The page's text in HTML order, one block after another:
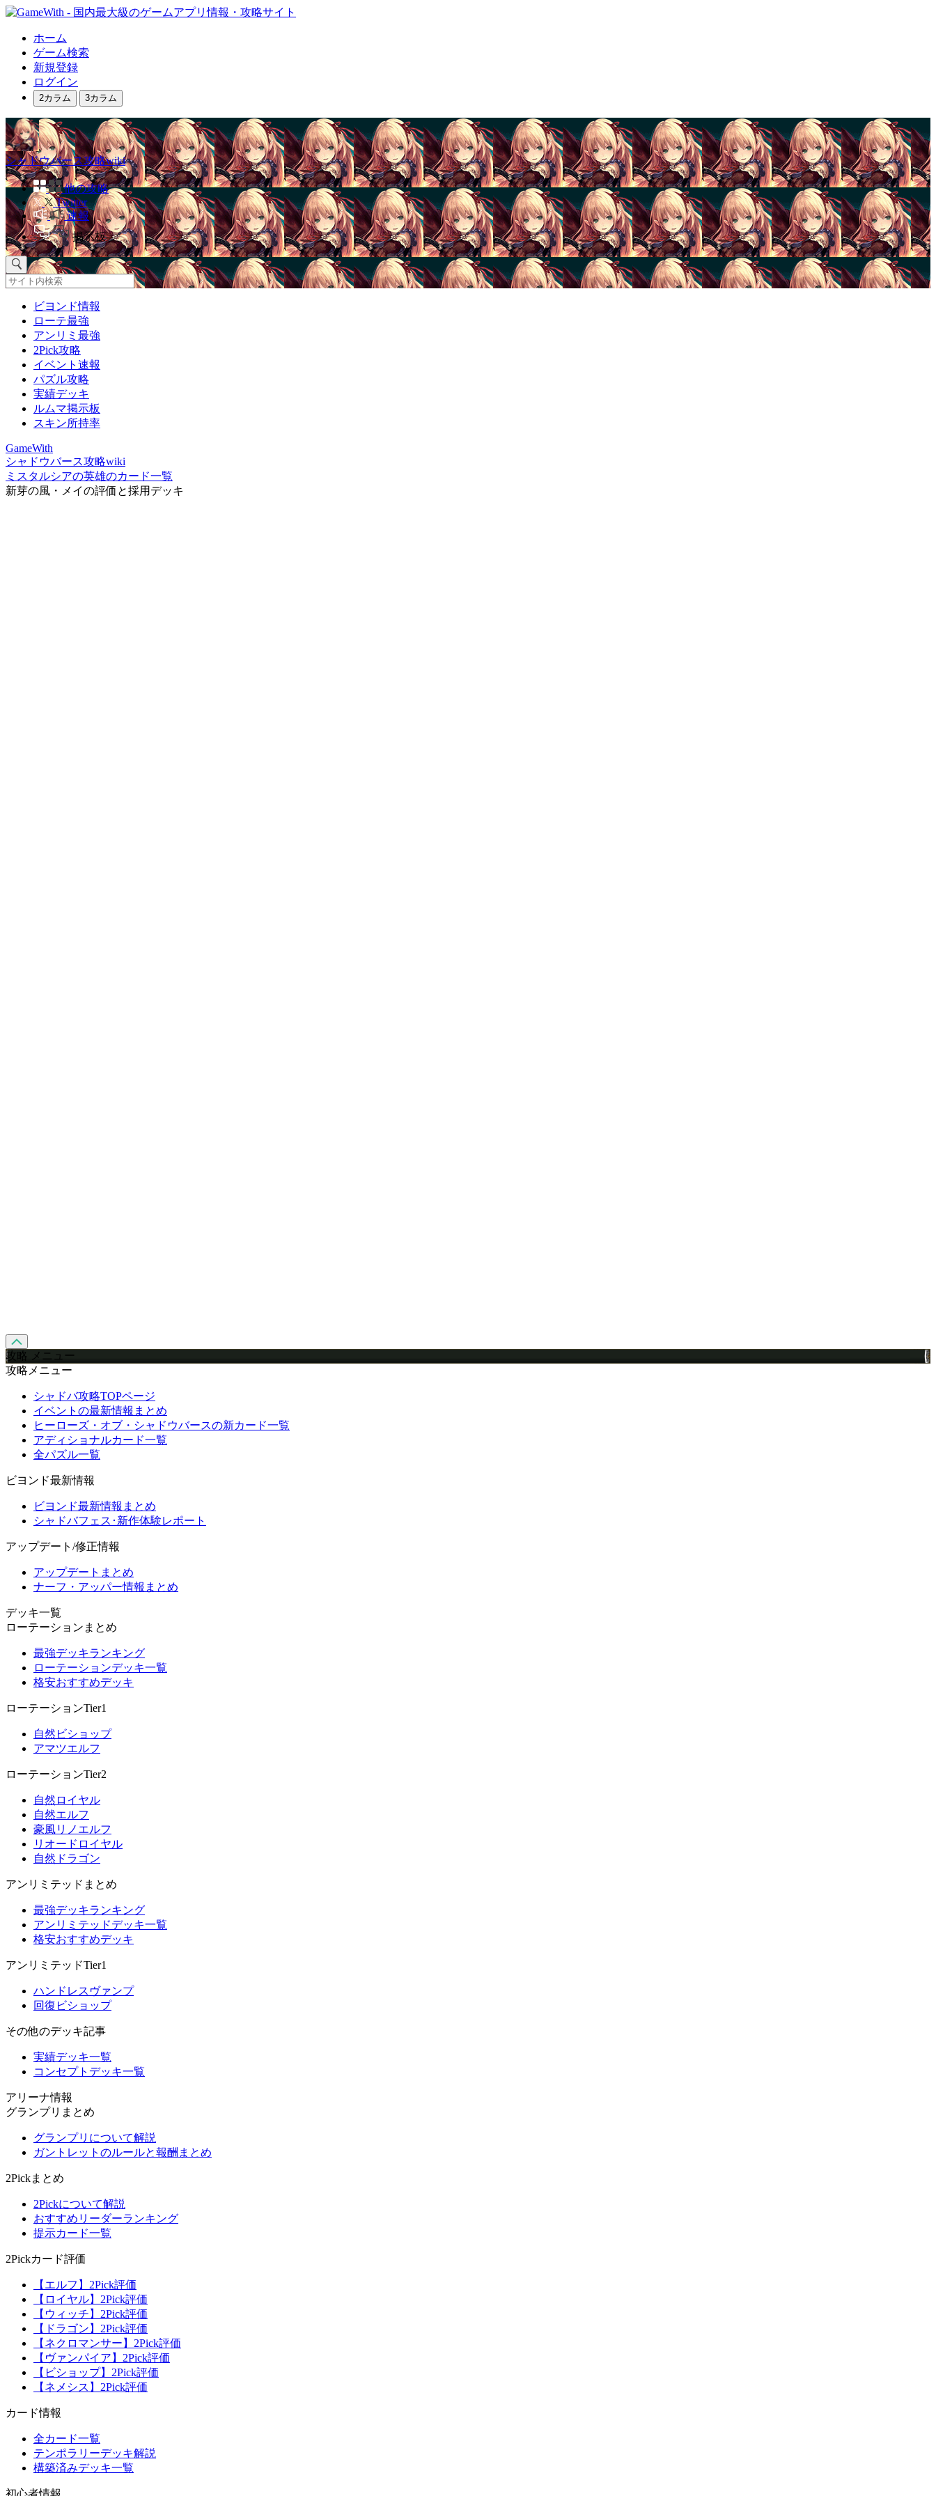
ホーム
ゲーム検索
新規登録
ログイン
2カラム 3カラム
シャドウバース攻略wiki
他の攻略
Twitter
速報
掲示板
ビヨンド情報
ローテ最強
アンリミ最強
2Pick攻略
イベント速報
パズル攻略
実績デッキ
ルムマ掲示板
スキン所持率
GameWith
シャドウバース攻略wiki
ミスタルシアの英雄のカード一覧
新芽の風・メイの評価と採用デッキ
攻略 メニュー
攻略メニュー
シャドバ攻略TOPページ
イベントの最新情報まとめ
ヒーローズ・オブ・シャドウバースの新カード一覧
アディショナルカード一覧
全パズル一覧
ビヨンド最新情報
ビヨンド最新情報まとめ
シャドバフェス･新作体験レポート
アップデート/修正情報
アップデートまとめ
ナーフ・アッパー情報まとめ
デッキ一覧
ローテーションまとめ
最強デッキランキング
ローテーションデッキ一覧
格安おすすめデッキ
ローテーションTier1
自然ビショップ
アマツエルフ
ローテーションTier2
自然ロイヤル
自然エルフ
豪風リノエルフ
リオードロイヤル
自然ドラゴン
アンリミテッドまとめ
最強デッキランキング
アンリミテッドデッキ一覧
格安おすすめデッキ
アンリミテッドTier1
ハンドレスヴァンプ
回復ビショップ
その他のデッキ記事
実績デッキ一覧
コンセプトデッキ一覧
アリーナ情報
グランプリまとめ
グランプリについて解説
ガントレットのルールと報酬まとめ
2Pickまとめ
2Pickについて解説
おすすめリーダーランキング
提示カード一覧
2Pickカード評価
【エルフ】2Pick評価
【ロイヤル】2Pick評価
【ウィッチ】2Pick評価
【ドラゴン】2Pick評価
【ネクロマンサー】2Pick評価
【ヴァンパイア】2Pick評価
【ビショップ】2Pick評価
【ネメシス】2Pick評価
カード情報
全カード一覧
テンポラリーデッキ解説
構築済みデッキ一覧
初心者情報